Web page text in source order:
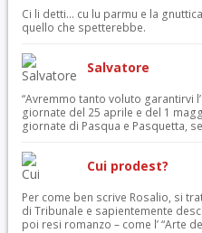
Ci li detti… cu lu parmu e la
quello che spetterebbe.
Salvatore
“Avremmo tanto voluto garantirvi
giornate del 25 aprile e del 1
giornate di Pasqua e Pasquetta,
Cui prodest?
Per come ben scrive Rosalio, si
di Tribunale e sapientemente
poi resi romanzo – come l’ “Arte